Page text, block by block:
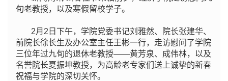
旬老教授，以及寒假留校学子。
2月2日下午，学院党委书记刘雅然、院长张建华、
前院长徐长生及办公室主任王彬一行，走访慰问了学院
三位年过九旬的退休老教授——黄芳泉、成伟林，以及
名誉院长夏振坤教授，为高龄老专家们送上诚挚的新春
祝福与学院的深切关怀。